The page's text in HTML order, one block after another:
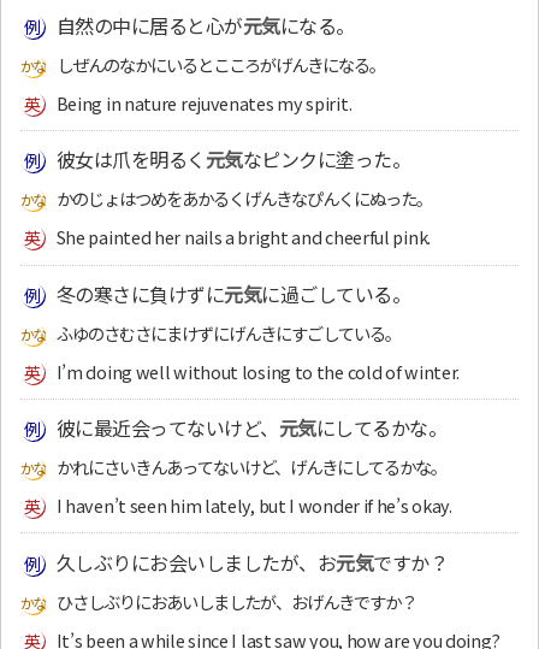
自然の中に居ると心が元気になる。
しぜんのなかにいるとこころがげんきになる。
Being in nature rejuvenates my spirit.
彼女は爪を明るく 元気なピンクに塗った。
かのじょはつめをあかるくげんきなぴんくにぬった。
She painted her nails a bright and cheerful pink.
冬の寒さに負けずに元気に過ごしている。
ふゆのさむさにまけずにげんきにすごしている。
I’m doing well without losing to the cold of winter.
彼に最近会ってないけど、 元気にしてるかな。
かれにさいきんあってないけど、げんきにしてるかな。
I haven’t seen him lately, but I wonder if he’s okay.
久しぶりにお会いしましたが、お元気ですか？
ひさしぶりにおあいしましたが、おげんきですか？
It’s been a while since I last saw you, how are you doing?